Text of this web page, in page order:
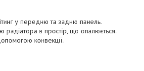
у передню та задню панель.
радіатора в простір, що опалюється.
конвекції.